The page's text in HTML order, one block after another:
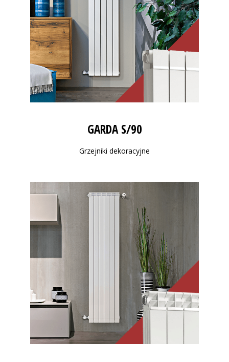
GARDA S/90
Grzejniki dekoracyjne